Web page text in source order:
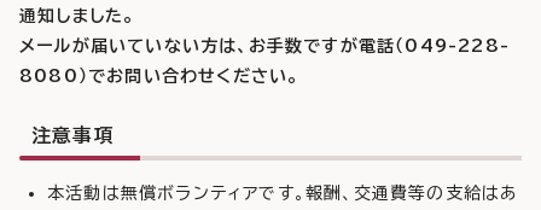
通知しました。
メールが届いていない方は、お手数ですが電話（049-228-
8080）でお問い合わせください。
注意事項
本活動は無償ボランティアです。報酬、交通費等の支給はあ